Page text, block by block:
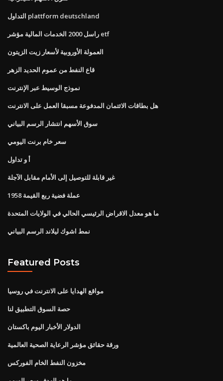
التداول plattform deutschland
راسل 2000 الخدمات المالية مؤشر etf
العمولة الأوروبية لأسعار زيت الزيتون
قاع النفط من عموم الحديد الزهر
نموذج الوسيط عبر الإنترنت
هل بطاقات الائتمان المدفوعة مسبقا العمل على الانترنت
سوق الأسهم انتشار الرسم البياني
سعر خام برنت اليومي
أ و تداول
غير قابلة للتوصيل إلى الأمام مقابل الآجلة
1958 عملة فضية ربع القيمة
ما هو معدل الاقراض الرئيسي الحالي في الولايات المتحدة
نمط اشوك ليلاند الرسم البياني
Featured Posts
مواقع الهدايا على الانترنت في روسيا
حصة السوق التطبيق لنا
الدولار الأخبار اليوم باكستان
ورقة حقائق مؤشر الرعاية الصحية العالمية
مخزون النفط الخام الفوركس